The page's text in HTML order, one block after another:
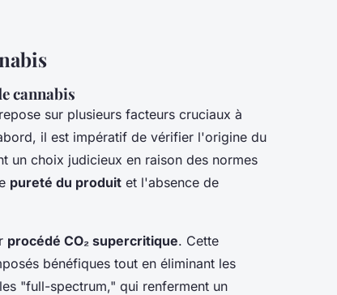
cannabis
sur plusieurs facteurs cruciaux à
il est impératif de vérifier l'origine du
un choix judicieux en raison des normes
pureté du produit et l'absence de
procédé CO₂ supercritique. Cette
bénéfiques tout en éliminant les
"full-spectrum," qui renferment un